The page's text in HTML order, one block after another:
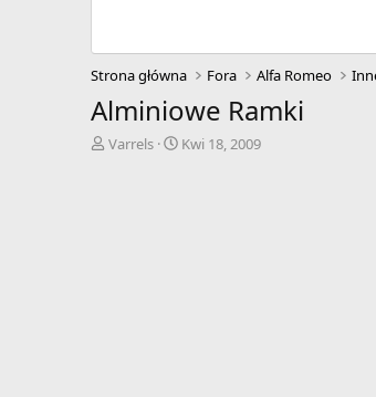
Strona główna Fora Alfa Romeo
Alminiowe Ramki
A
Varrels
D
Kwi 18, 2009